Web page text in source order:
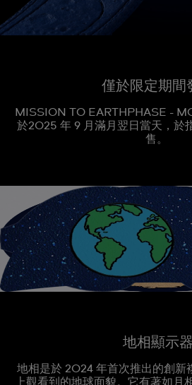
僅於限定期間
MISSION TO EARTHPHASE -
於2025 年 9 月滿月翌日當天，於
售。
地相顯示器
地相是於 2024 年首次推出的創新
上觀看到的地球面貌。它有著如月